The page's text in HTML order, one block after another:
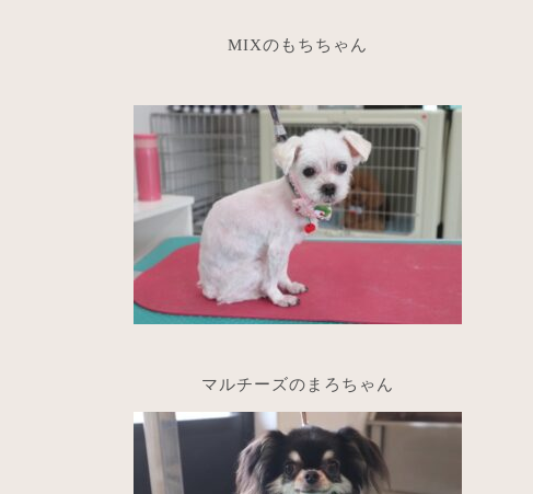
MIXのもちちゃん
マルチーズのまろちゃん